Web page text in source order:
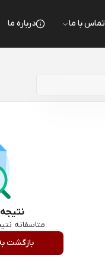
تماس با ما درباره ما
متاسفانه
بازگشت